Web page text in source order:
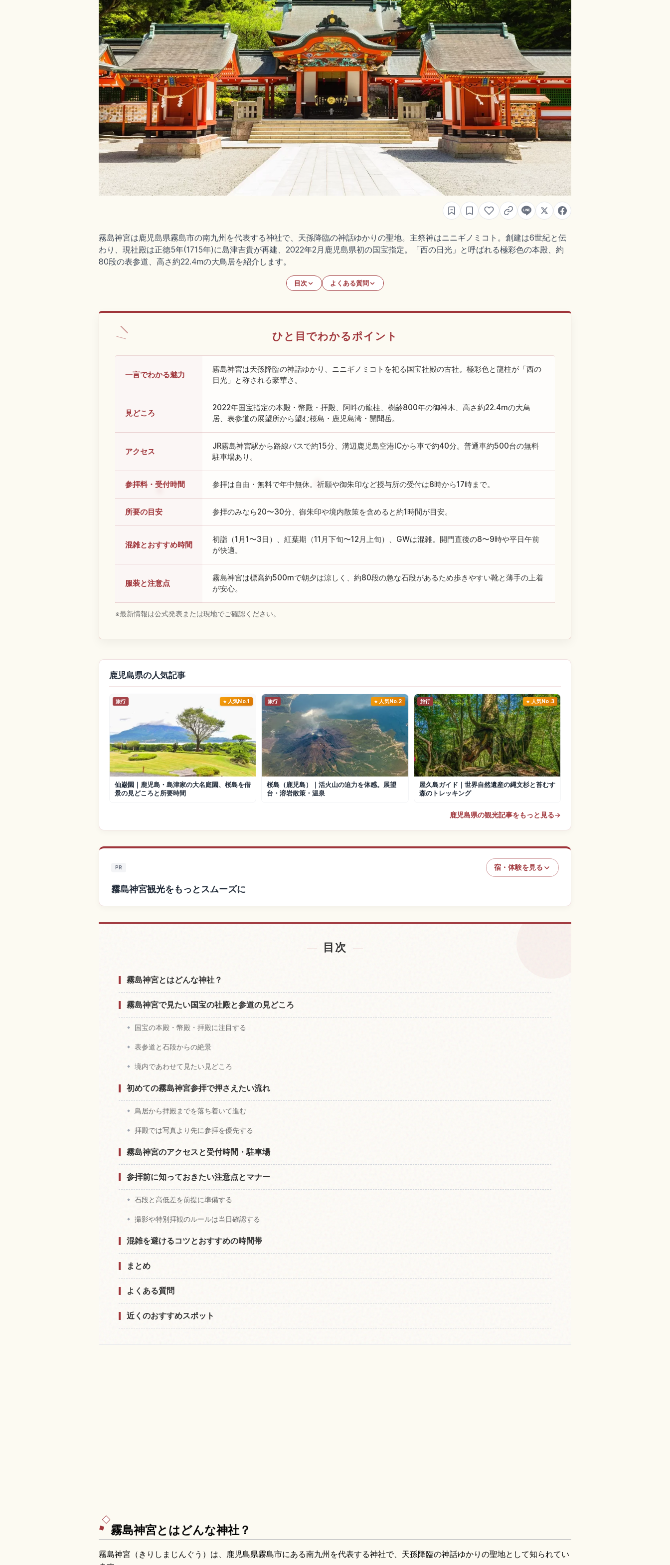
霧島神宮は鹿児島県霧島市の南九州を代表する神社で、天孫降臨の神話ゆかりの聖地。主祭神はニニギノミコト。創建は6世紀と伝
わり、現社殿は正徳5年(1715年)に島津吉貴が再建、2022年2月鹿児島県初の国宝指定。「西の日光」と呼ばれる極彩色の本殿、約
80段の表参道、高さ約22.4mの大鳥居を紹介します。
目次 よくある質問
ひと目でわかるポイント
一言でわかる魅力
霧島神宮は天孫降臨の神話ゆかり、ニニギノミコトを祀る国宝社殿の古社。極彩色と龍柱が「西の
日光」と称される豪華さ。
見どころ
2022年国宝指定の本殿・幣殿・拝殿、阿吽の龍柱、樹齢800年の御神木、高さ約22.4mの大鳥
居、表参道の展望所から望む桜島・鹿児島湾・開聞岳。
アクセス
JR霧島神宮駅から路線バスで約15分、溝辺鹿児島空港ICから車で約40分。普通車約500台の無料
駐車場あり。
参拝料・受付時間 参拝は自由・無料で年中無休。祈願や御朱印など授与所の受付は8時から17時まで。
所要の目安 参拝のみなら20〜30分、御朱印や境内散策を含めると約1時間が目安。
混雑とおすすめ時間
初詣（1月1〜3日）、紅葉期（11月下旬〜12月上旬）、GWは混雑。開門直後の8〜9時や平日午前
が快適。
服装と注意点
霧島神宮は標高約500mで朝夕は涼しく、約80段の急な石段があるため歩きやすい靴と薄手の上着
が安心。
※最新情報は公式発表または現地でご確認ください。
鹿児島県の人気記事
旅行 人気No.1
仙巌園｜鹿児島・島津家の大名庭園、桜島を借
景の見どころと所要時間
旅行 人気No.2
桜島（鹿児島）｜活火山の迫力を体感。展望
台・溶岩散策・温泉
旅行 人気No.3
屋久島ガイド｜世界自然遺産の縄文杉と苔むす
森のトレッキング
鹿児島県の観光記事をもっと見る→
PR 宿・体験を見る
霧島神宮観光をもっとスムーズに
目次
霧島神宮とはどんな神社？
霧島神宮で見たい国宝の社殿と参道の見どころ
国宝の本殿・幣殿・拝殿に注目する
表参道と石段からの絶景
境内であわせて見たい見どころ
初めての霧島神宮参拝で押さえたい流れ
鳥居から拝殿までを落ち着いて進む
拝殿では写真より先に参拝を優先する
霧島神宮のアクセスと受付時間・駐車場
参拝前に知っておきたい注意点とマナー
石段と高低差を前提に準備する
撮影や特別拝観のルールは当日確認する
混雑を避けるコツとおすすめの時間帯
まとめ
よくある質問
近くのおすすめスポット
霧島神宮とはどんな神社？
霧島神宮（きりしまじんぐう）は、鹿児島県霧島市にある南九州を代表する神社で、天孫降臨の神話ゆかりの聖地として知られてい